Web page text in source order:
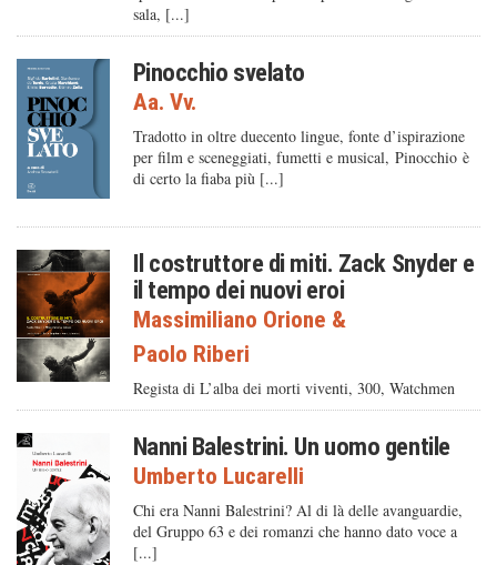
sala, [...]
Pinocchio svelato
Aa. Vv.
Tradotto in oltre duecento lingue, fonte d’ispirazione
per film e sceneggiati, fumetti e musical, Pinocchio è
di certo la fiaba più [...]
Il costruttore di miti. Zack Snyder e
il tempo dei nuovi eroi
Massimiliano Orione &
Paolo Riberi
Regista di L’alba dei morti viventi, 300, Watchmen
Nanni Balestrini. Un uomo gentile
Umberto Lucarelli
Chi era Nanni Balestrini? Al di là delle avanguardie,
del Gruppo 63 e dei romanzi che hanno dato voce a
[...]